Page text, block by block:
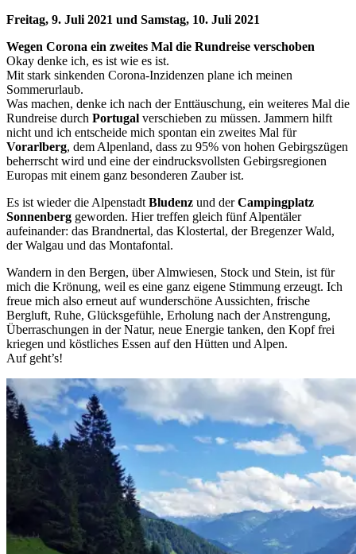
Freitag, 9. Juli 2021 und Samstag, 10. Juli 2021
Wegen Corona ein zweites Mal die Rundreise verschoben
Okay denke ich, es ist wie es ist.
Mit stark sinkenden Corona-Inzidenzen plane ich meinen
Sommerurlaub.
Was machen, denke ich nach der Enttäuschung, ein weiteres Mal die
Rundreise durch Portugal verschieben zu müssen. Jammern hilft
nicht und ich entscheide mich spontan ein zweites Mal für
Vorarlberg, dem Alpenland, dass zu 95% von hohen Gebirgszügen
beherrscht wird und eine der eindrucksvollsten Gebirgsregionen
Europas mit einem ganz besonderen Zauber ist.
Es ist wieder die Alpenstadt Bludenz und derCampingplatz
Sonnenberg geworden. Hier treffen gleich fünf Alpentäler
aufeinander: das Brandnertal, das Klostertal, der Bregenzer Wald,
der Walgau und das Montafontal.
Wandern in den Bergen, über Almwiesen, Stock und Stein, ist für
mich die Krönung, weil es eine ganz eigene Stimmung erzeugt. Ich
freue mich also erneut auf wunderschöne Aussichten, frische
Bergluft, Ruhe, Glücksgefühle, Erholung nach der Anstrengung,
Überraschungen in der Natur, neue Energie tanken, den Kopf frei
kriegen und köstliches Essen auf den Hütten und Alpen.
Auf geht’s!